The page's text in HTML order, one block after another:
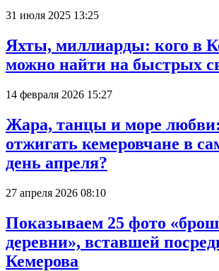
31 июля 2025 13:25
Яхты, миллиарды: кого в
можно найти на быстрых
14 февраля 2026 15:27
Жара, танцы и море
отжигать кемеровчане в
день апреля?
27 апреля 2026 08:10
Показываем 25 фото
деревни», вставшей
Кемерова